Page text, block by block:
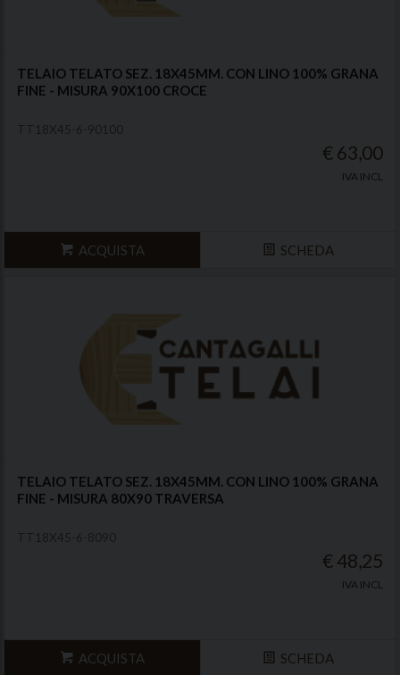
TELAIO TELATO SEZ. 18X45MM. CON LINO 100% GRANA
FINE - MISURA 90X100 CROCE
€ 63,00
IVA INCL
ACQUISTA SCHEDA
TELAIO TELATO SEZ. 18X45MM. CON LINO 100% GRANA
FINE - MISURA 80X90 TRAVERSA
€ 48,25
IVA INCL
ACQUISTA SCHEDA